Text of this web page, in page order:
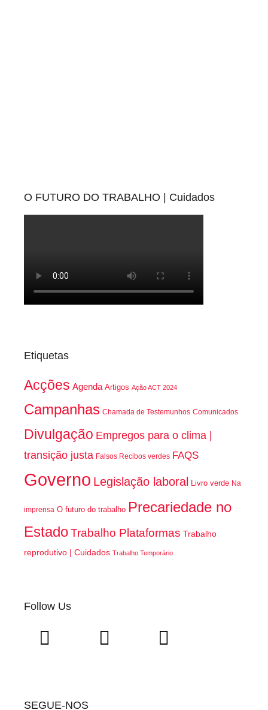
O FUTURO DO TRABALHO | Cuidados
Etiquetas
Acções Agenda Artigos Ação ACT 2024
Campanhas Chamada de Testemunhos Comunicados
Divulgação Empregos para o clima |
transição justa Falsos Recibos verdes FAQS
Governo Legislação laboral Livro verde Na
imprensa O futuro do trabalho Precariedade no
EstadoTrabalho Plataformas Trabalho
reprodutivo | Cuidados Trabalho Temporário
Follow Us
SEGUE-NOS